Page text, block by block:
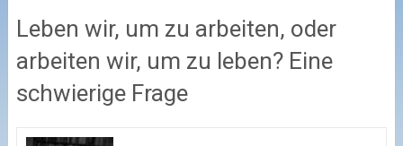
Leben wir, um zu arbeiten, oder
arbeiten wir, um zu leben? Eine
schwierige Frage